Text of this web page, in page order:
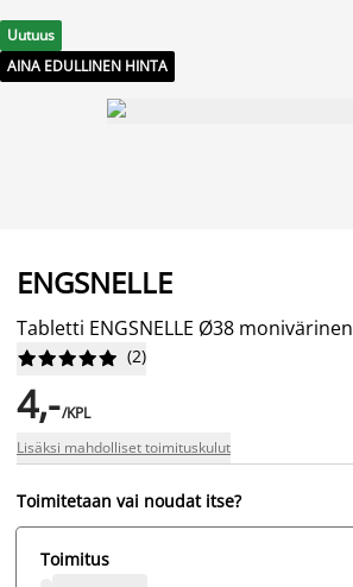
Uutuus
AINA EDULLINEN HINTA
ENGSNELLE
Tabletti ENGSNELLE Ø38 monivärinen





 (2)
4,-/KPL
Lisäksi mahdolliset toimituskulut
Toimitetaan vai noudat itse?
Toimitus